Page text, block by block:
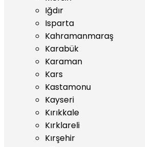
Iğdır
Isparta
Kahramanmaraş
Karabük
Karaman
Kars
Kastamonu
Kayseri
Kırıkkale
Kırklareli
Kırşehir